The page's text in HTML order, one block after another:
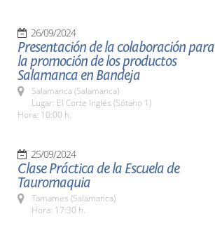
26/09/2024
Presentación de la colaboración para
la promoción de los productos
Salamanca en Bandeja
Salamanca (Salamanca)
Lugar: El Corte Inglés (Sótano 1)
Hora: 10:00 h.
25/09/2024
Clase Práctica de la Escuela de
Tauromaquia
Tamames (Salamanca)
Hora: 17:30 h.